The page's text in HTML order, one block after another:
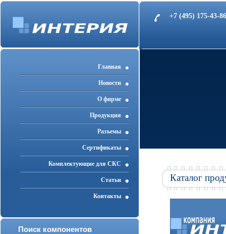
+7 (495) 175-43-
Главная
Новости
О фирме
Продукция
Разъемы
Cертификаты
Комплектующие для СКС
Статьи
Контакты
Поиск компонентов
Каталог